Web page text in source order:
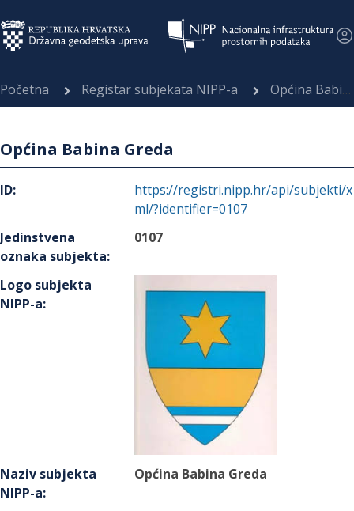
Početna Registar subjekata NIPP-a Općina Babina Greda
Općina Babina Greda
ID:
https://registri.nipp.hr/api/subjekti/x
ml/?identifier=0107
Jedinstvena
oznaka subjekta:
0107
Logo subjekta
NIPP-a:
Naziv subjekta
NIPP-a:
Općina Babina Greda